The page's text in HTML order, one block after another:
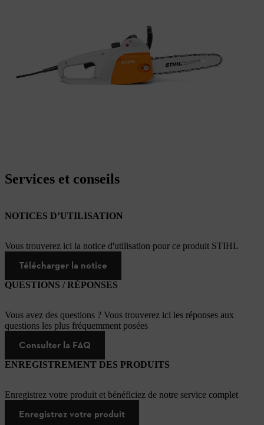
Services et conseils
NOTICES D’UTILISATION
Vous trouverez ici la notice d'utilisation pour ce produit STIHL
Télécharger la notice
QUESTIONS / RÉPONSES
Vous avez des questions ? Vous trouverez ici les réponses aux
questions les plus fréquemment posées
Consulter la FAQ
ENREGISTREMENT DES PRODUITS
Enregistrez votre produit et bénéficiez de notre service complet
Enregistrez votre produit